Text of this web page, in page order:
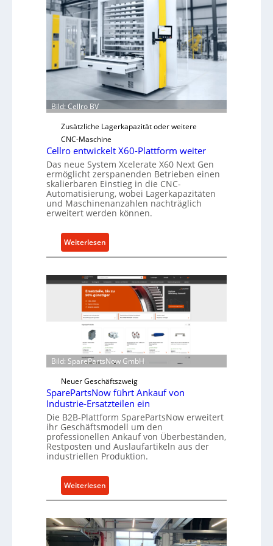
n
i
s
c
h
e
r
Ü
b
e
r
l
a
s
t
s
c
t
f
ü
d
i
r
e
k
t
e
A
n
t
e
e
Bild: Cellro BV
Zusätzliche Lagerkapazität oder weitere
CNC-Maschine
Cellro entwickelt X60-Plattform weiter
Das neue System Xcelerate X60 Next Gen
ermöglicht zerspanenden Betrieben einen
skalierbaren Einstieg in die CNC-
Automatisierung, wobei Lagerkapazitäten
und Maschinenanzahlen nachträglich
erweitert werden können.
Weiterlesen
C
l
l
o
e
n
t
w
i
c
k
e
l
t
X
-
l
a
Bild: SparePartsNow GmbH
Neuer Geschäftszweig
SparePartsNow führt Ankauf von
Industrie-Ersatzteilen ein
Die B2B-Plattform SparePartsNow erweitert
ihr Geschäftsmodell um den
professionellen Ankauf von Überbeständen,
Restposten und Auslaufartikeln aus der
industriellen Produktion.
Weiterlesen
S
a
r